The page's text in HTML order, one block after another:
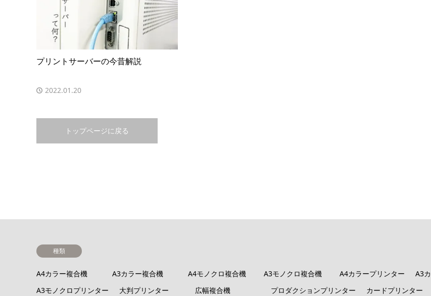
プリントサーバーの今昔解説
2022.01.20
トップページに戻る
種類
A4カラー複合機 A3カラー複合機 A4モノクロ複合機 A3モノクロ複合機 A4カラープリンター A3
A3モノクロプリンター
大判プリンター 広幅複合機 プロダクションプリンター カードプリンター